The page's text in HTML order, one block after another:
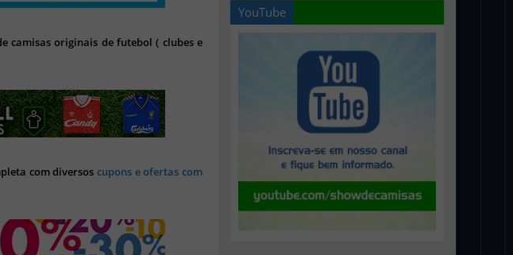
camisas originais de futebol ( clubes e
com diversoscupons e ofertas com
YouTube